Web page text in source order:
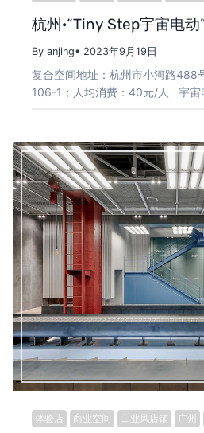
杭州·“Tiny Step宇宙电
By anjing• 2023年9月19日
复合空间地址：杭州市小河路488
106-1；人均消费：40元/人 宇宙
体验店 商业空间 工业风店铺 广州